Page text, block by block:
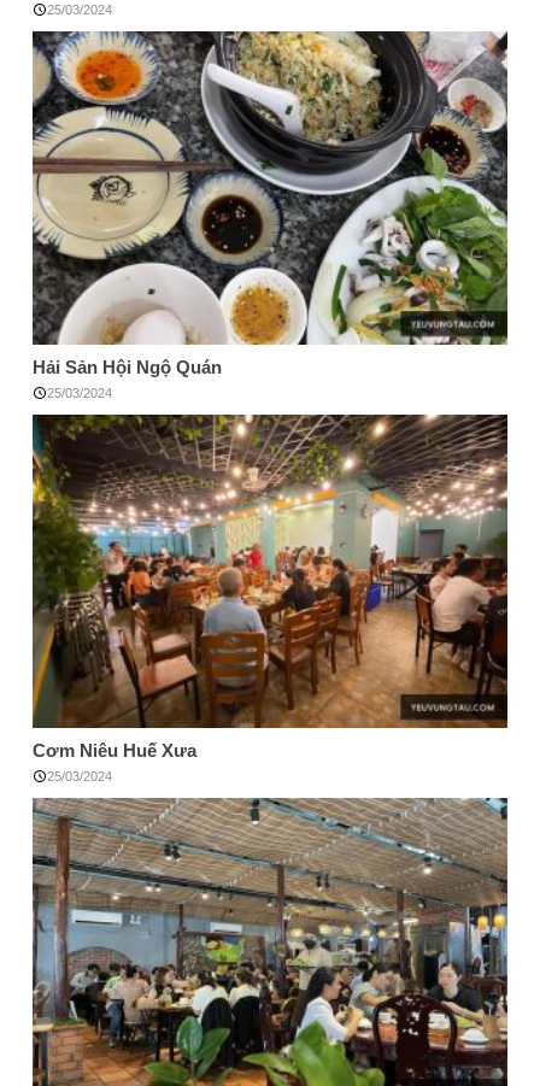
25/03/2024
Hải Sản Hội Ngộ Quán
25/03/2024
Cơm Niêu Huế Xưa
25/03/2024